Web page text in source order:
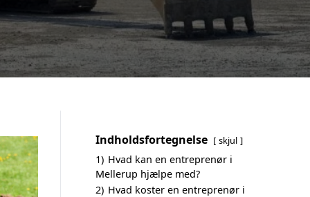
Indholdsfortegnelse skjul
1) Hvad kan en entreprenør i
Mellerup hjælpe med?
2) Hvad koster en entreprenør i